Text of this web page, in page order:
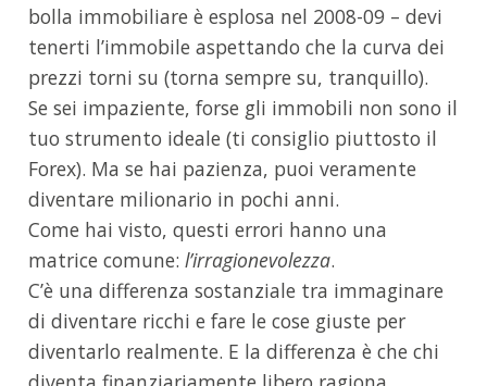
bolla immobiliare è esplosa nel 2008-09 – devi
tenerti l’immobile aspettando che la curva dei
prezzi torni su (torna sempre su, tranquillo).
Se sei impaziente, forse gli immobili non sono il
tuo strumento ideale (ti consiglio piuttosto il
Forex). Ma se hai pazienza, puoi veramente
diventare milionario in pochi anni.
Come hai visto, questi errori hanno una
matrice comune: l’irragionevolezza.
C’è una differenza sostanziale tra immaginare
di diventare ricchi e fare le cose giuste per
diventarlo realmente. E la differenza è che chi